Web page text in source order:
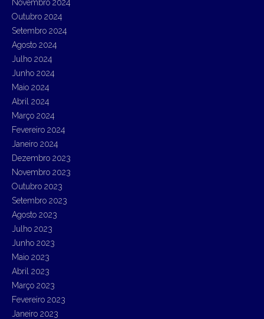
Novembro 2024
Outubro 2024
Setembro 2024
Agosto 2024
Julho 2024
Junho 2024
Maio 2024
Abril 2024
Março 2024
Fevereiro 2024
Janeiro 2024
Dezembro 2023
Novembro 2023
Outubro 2023
Setembro 2023
Agosto 2023
Julho 2023
Junho 2023
Maio 2023
Abril 2023
Março 2023
Fevereiro 2023
Janeiro 2023